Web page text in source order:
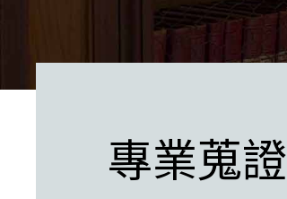
專業蒐證